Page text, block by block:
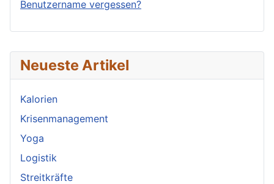
Neueste Artikel
Kalorien
Krisenmanagement
Yoga
Logistik
Streitkräfte
Benutzername vergessen?